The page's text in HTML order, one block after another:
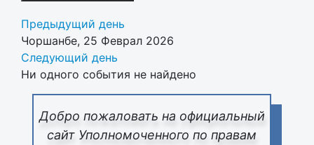
Добро пожаловать на официальный
сайт Уполномоченного по правам
Предыдущий день
Чоршанбе, 25 Феврал 2026
Следующий день
Ни одного события не найдено